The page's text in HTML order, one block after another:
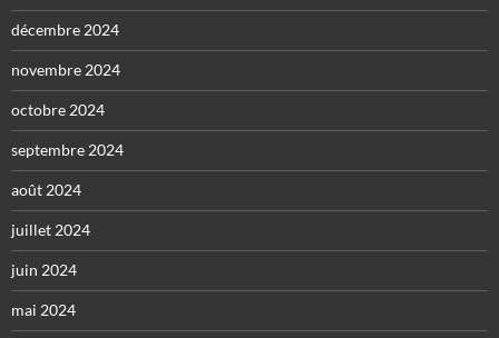
décembre 2024
novembre 2024
octobre 2024
septembre 2024
août 2024
juillet 2024
juin 2024
mai 2024